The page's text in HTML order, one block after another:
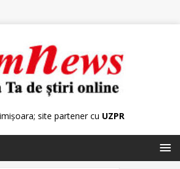
site partener cu UZPR